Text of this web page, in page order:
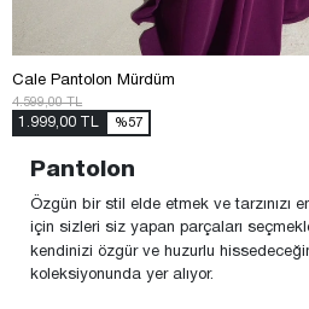
Cale Pantolon Mürdüm
4.599,00 TL
1.999,00 TL %57
Pantolon
Özgün bir stil elde etmek ve tarzınızı
için sizleri siz yapan parçaları
kendinizi özgür ve huzurlu
koleksiyonunda yer alıyor.